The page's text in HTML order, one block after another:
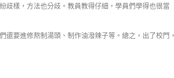
歧樣，方法也分歧。教員教得仔細，學員們學得也很當
還要進修熬制湯頭、制作油潑辣子等。總之，出了校門